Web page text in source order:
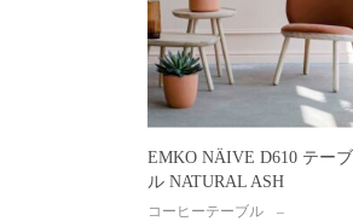
EMKO NÄIVE D610 テーブ
ル NATURAL ASH
コーヒーテーブル